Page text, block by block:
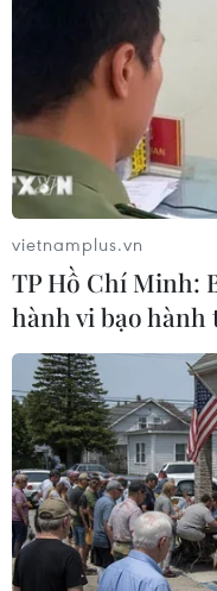
Hàn Quốc và
quân kéo dài 4
22/03/2016 03:51
Hàn Quốc và Mỹ
trận hải quân kéo dài
cuộc tập trận thực
bàng non.”
vietnamplus.vn
TP Hồ Chí Minh:
hành vi bạo